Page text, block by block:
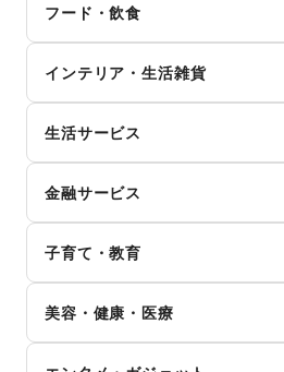
レディースファッション
ユニセックス
インナー・ルームウェア
キッズ・ベビー・マタニティ
スポーツ
シーズナルウェア
腕時計
靴
バッグ・革小物
ファッション雑貨
和服・着物
古着
その他ファッション
フード・飲食
和菓子
パン
お弁当・惣菜
軽食・ホットスナック
コーヒー・紅茶
その他飲料
食材・調味料
物産展・マルシェ
キッチンカー・移動販売
野菜・果物・生鮮食品
その他フード・飲食
インテリア・生活雑貨
寝具・ベッド
家具・家電
キッチン雑貨・調理器具
掃除用品・生活便利品
文房具
手芸・ハンドメイド
花・盆栽・ドライフラワー
犬・猫・ペット
日用雑貨
生活サービス
インターネット・プロバイダ
電気・ガス
ウォーターサーバー
ハウスクリーニング・家事代行
定期宅配
リサイクル雑貨・古本
金融サービス
保険
銀行
住宅ローン
証券・FX
不動産投資
子育て・教育
ランドセル
学習教材・通信教育
子供向け教室・レッスン
美容・健康・医療